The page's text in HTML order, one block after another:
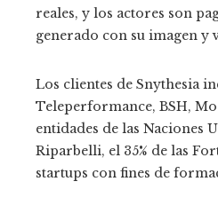
reales, y los actores son
generado con su imagen y
Los clientes de Snythesia
Teleperformance, BSH,
entidades de las Naciones
Riparbelli, el 35% de las
startups con fines de